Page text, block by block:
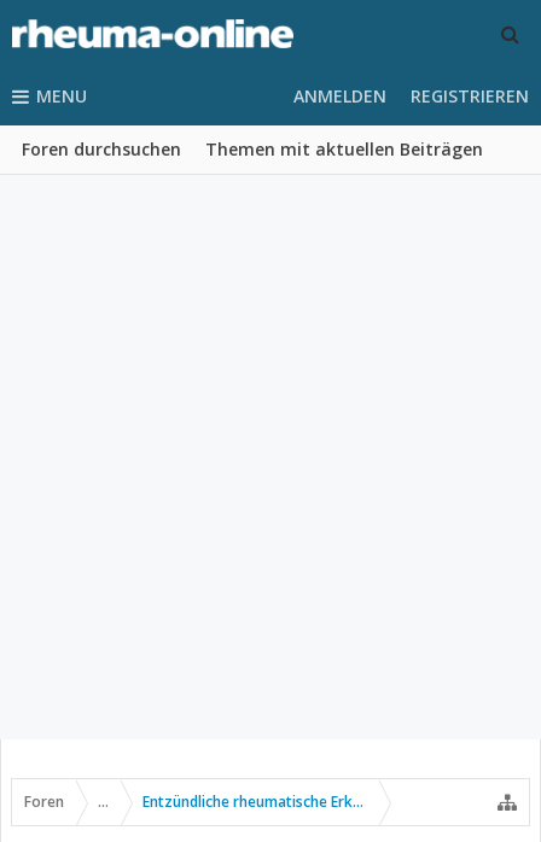
MENU
Foren durchsuchen Themen mit aktuellen Beiträgen
ANMELDEN REGISTRIEREN
Foren ... Entzündliche rheumatische Erkrankungen